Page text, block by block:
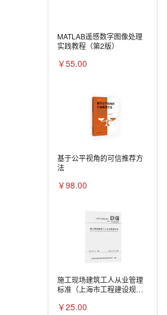
MATLAB遥感数字图像处理
实践教程（第2版）
￥55.00
基于公平视角的可信推荐方
法
￥98.00
施工现场建筑工人从业管理
标准（上海市工程建设规
￥25.00